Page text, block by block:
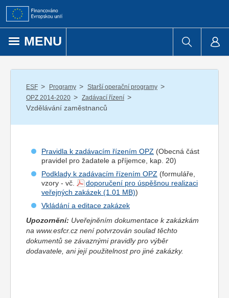
Přejít k obsahu
MENU
ESF / Programy / Starší operační programy /
OPZ 2014-2020 / Zadávací řízení /
Vzdělávání zaměstnanců
Pravidla k zadávacím řízením OPZ (Obecná část
pravidel pro žadatele a příjemce , kap. 20)
Podklady k zadávacím řízením OPZ (formuláře,
vzory - vč.
doporučení pro úspěšnou realizaci
veřejných zakázek
)
Vkládání a editace zakázek
Upozornění: Uveřejněním dokumentace k zakázkám
na www.esfcr.cz není potvrzován soulad těchto
dokumentů se závaznými pravidly pro výběr
dodavatele, ani její použitelnost pro jiné zakázky.